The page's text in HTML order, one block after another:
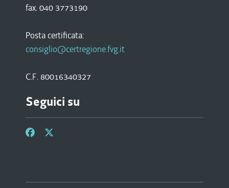
fax. 040 3773190
Posta certificata:
consiglio@certregione.fvg.it
C.F. 80016340327
Seguici su